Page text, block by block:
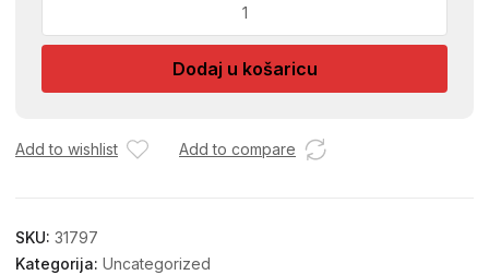
DIN7504P
količina
Dodaj u košaricu
Add to wishlist Add to compare
SKU: 31797
Kategorija: Uncategorized